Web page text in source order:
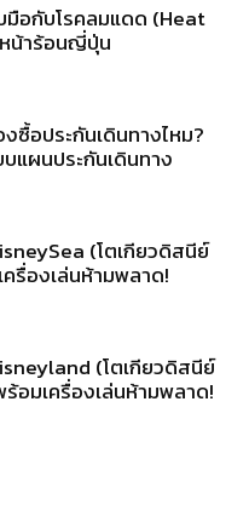
มือกับโรคลมแดด (Heat
น้าร้อนญี่ปุ่น
ซื้อประกันเดินทางไหม?
แผนประกันเดินทาง
(โตเกียวดิสนีย์
รื่องเล่นห้ามพลาด!
(โตเกียวดิสนีย์
อมเครื่องเล่นห้ามพลาด!